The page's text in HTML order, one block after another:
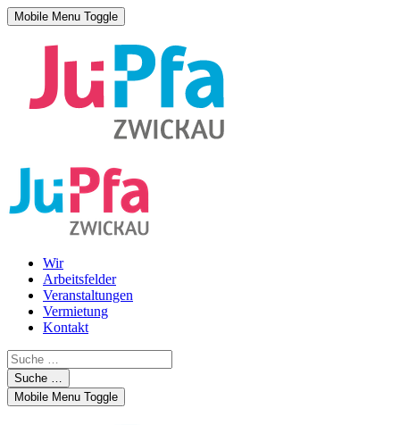
Mobile Menu Toggle
Wir
Arbeitsfelder
Veranstaltungen
Vermietung
Kontakt
Suche …
Mobile Menu Toggle